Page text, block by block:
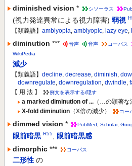
diminished vision * シソーラス
(視力発達異常による視力障害) 弱視
【類義語】 amblyopia, amblyopic, lazy eye,
diminution *** 音声 音声 コーパス
WikiPedia
減少
【類義語】 decline, decrease, diminish,
downregulate, downregulation, dwindle,
【 用 法 】
例文を表示する/隠す
a marked diminution of ... （…の顕著な
X-fold diminution （X倍の減少） コー
dimmed vision * PubMed Scholar,
眼前暗黒 R55
眼前暗黒感
dimorphic *** コーパス
二形性 の